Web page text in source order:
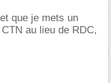
que je mets un
au lieu de RDC,